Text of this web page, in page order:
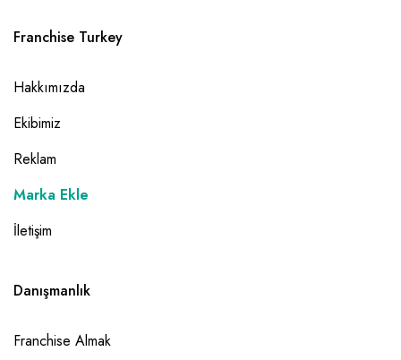
Franchise Turkey
Hakkımızda
Ekibimiz
Reklam
Marka Ekle
İletişim
Danışmanlık
Franchise Almak